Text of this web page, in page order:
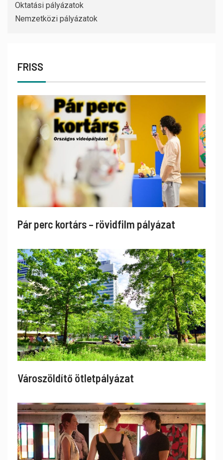
Oktatási pályázatok
Nemzetközi pályázatok
FRISS
Pár perc kortárs – rövidfilm pályázat
Városzöldítő ötletpályázat